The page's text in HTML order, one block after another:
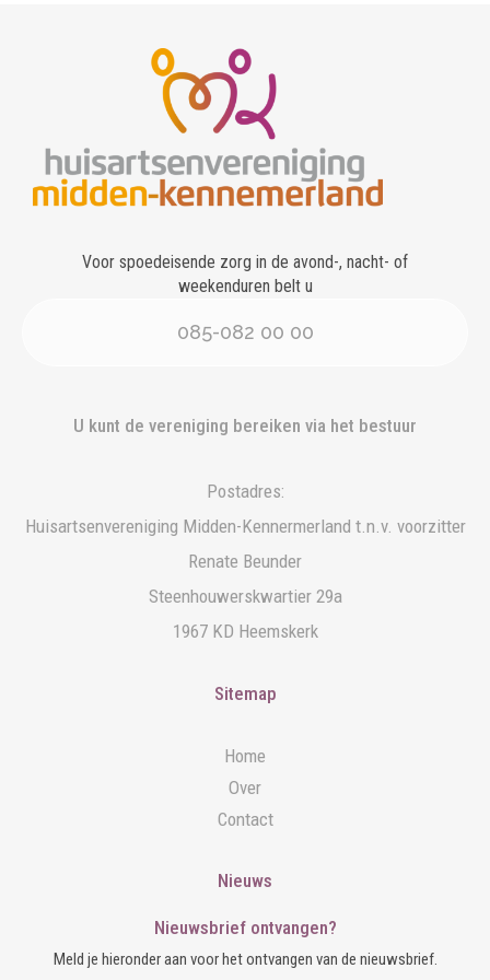
Voor spoedeisende zorg in de avond-, nacht- of
weekenduren belt u
085-082 00 00
U kunt de vereniging bereiken via het bestuur
Postadres:
Huisartsenvereniging Midden-Kennermerland t.n.v. voorzitter
Renate Beunder
Steenhouwerskwartier 29a
1967 KD Heemskerk
Sitemap
Home
Over
Contact
Nieuws
Nieuwsbrief ontvangen?
Meld je hieronder aan voor het ontvangen van de nieuwsbrief.